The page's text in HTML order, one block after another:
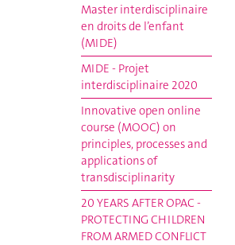
Master interdisciplinaire
en droits de l’enfant
(MIDE)
MIDE - Projet
interdisciplinaire 2020
Innovative open online
course (MOOC) on
principles, processes and
applications of
transdisciplinarity
20 YEARS AFTER OPAC -
PROTECTING CHILDREN
FROM ARMED CONFLICT